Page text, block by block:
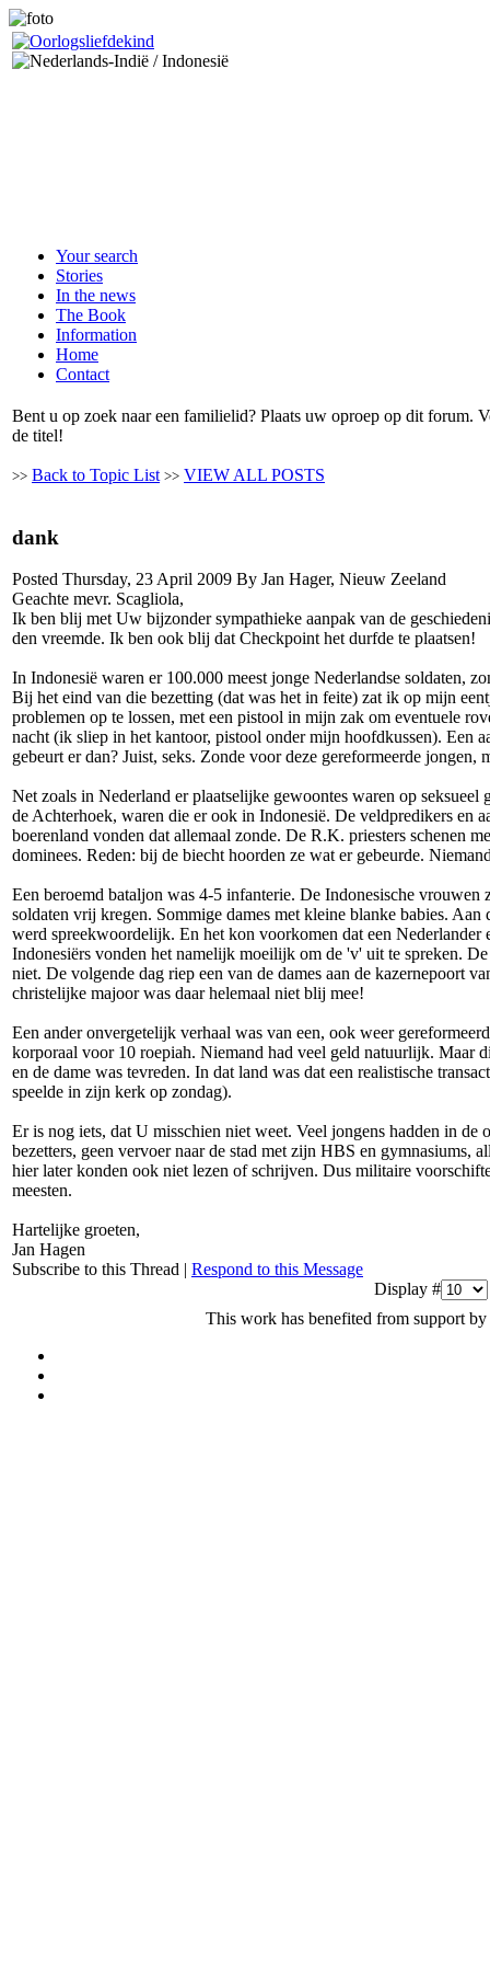
Your search
Stories
In the news
The Book
Information
Home
Contact
Bent u op zoek naar een familielid? Plaats uw oproep op dit forum.
de titel!
>> Back to Topic List >> VIEW ALL POSTS
dank
Posted Thursday, 23 April 2009 By Jan Hager, Nieuw Zeeland
Geachte mevr. Scagliola,
Ik ben blij met Uw bijzonder sympathieke aanpak van de
den vreemde. Ik ben ook blij dat Checkpoint het durfde te plaatsen!
In Indonesië waren er 100.000 meest jonge Nederlandse soldaten,
Bij het eind van die bezetting (dat was het in feite) zat ik op mijn
problemen op te lossen, met een pistool in mijn zak om eventuele
nacht (ik sliep in het kantoor, pistool onder mijn hoofdkussen). Een
gebeurt er dan? Juist, seks. Zonde voor deze gereformeerde jongen,
Net zoals in Nederland er plaatselijke gewoontes waren op seksueel
de Achterhoek, waren die er ook in Indonesië. De veldpredikers en
boerenland vonden dat allemaal zonde. De R.K. priesters schenen
dominees. Reden: bij de biecht hoorden ze wat er gebeurde.
Een beroemd bataljon was 4-5 infanterie. De Indonesische vrouwen
soldaten vrij kregen. Sommige dames met kleine blanke babies.
werd spreekwoordelijk. En het kon voorkomen dat een Nederlander
Indonesiërs vonden het namelijk moeilijk om de 'v' uit te spreken.
niet. De volgende dag riep een van de dames aan de kazernepoort
christelijke majoor was daar helemaal niet blij mee!
Een ander onvergetelijk verhaal was van een, ook weer
korporaal voor 10 roepiah. Niemand had veel geld natuurlijk. Maar
en de dame was tevreden. In dat land was dat een realistische
speelde in zijn kerk op zondag).
Er is nog iets, dat U misschien niet weet. Veel jongens hadden in
bezetters, geen vervoer naar de stad met zijn HBS en gymnasiums,
hier later konden ook niet lezen of schrijven. Dus militaire
meesten.
Hartelijke groeten,
Jan Hagen
Subscribe to this Thread | Respond to this Message
Display #
This work has benefited from support